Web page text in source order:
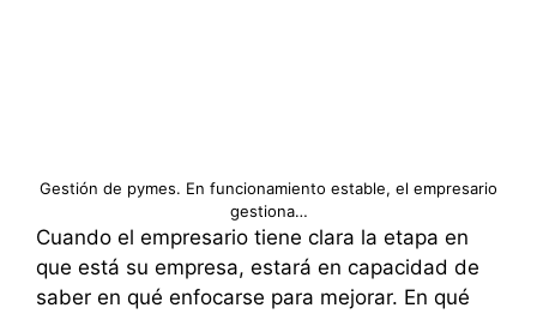
Gestión de pymes. En funcionamiento estable, el empresario
gestiona…
Cuando el empresario tiene clara la etapa en
que está su empresa, estará en capacidad de
saber en qué enfocarse para mejorar. En qué